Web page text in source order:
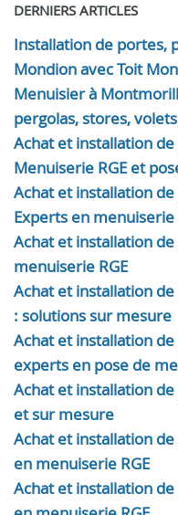
DERNIERS ARTICLES
Installation de portes,
Mondion avec Toit
Menuisier à
pergolas, stores,
Achat et installation
Menuiserie RGE et
Achat et installation
Experts en menuiserie
Achat et installation
menuiserie RGE
Achat et installation
: solutions sur mesure
Achat et installation
experts en pose de
Achat et installation de
et sur mesure
Achat et installation
en menuiserie RGE
Achat et installation